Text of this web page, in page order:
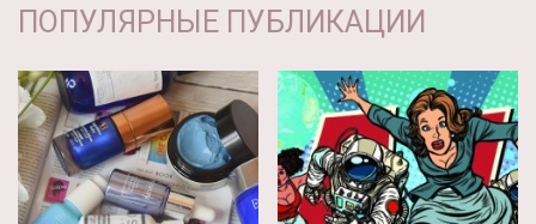
ПОПУЛЯРНЫЕ ПУБЛИКАЦИИ